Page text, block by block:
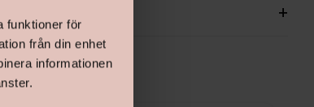
funktioner för
från din enhet
informationen
+